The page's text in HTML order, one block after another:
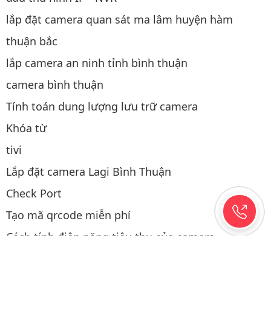
lắp đặt camera quan sát ma lâm huyện hàm
thuận bắc
lắp camera an ninh tỉnh bình thuận
camera bình thuận
Tính toán dung lượng lưu trữ camera
Khóa từ
tivi
Lắp đặt camera Lagi Bình Thuận
Check Port
Tạo mã qrcode miễn phí
Cách tính điện năng tiêu thụ của camera